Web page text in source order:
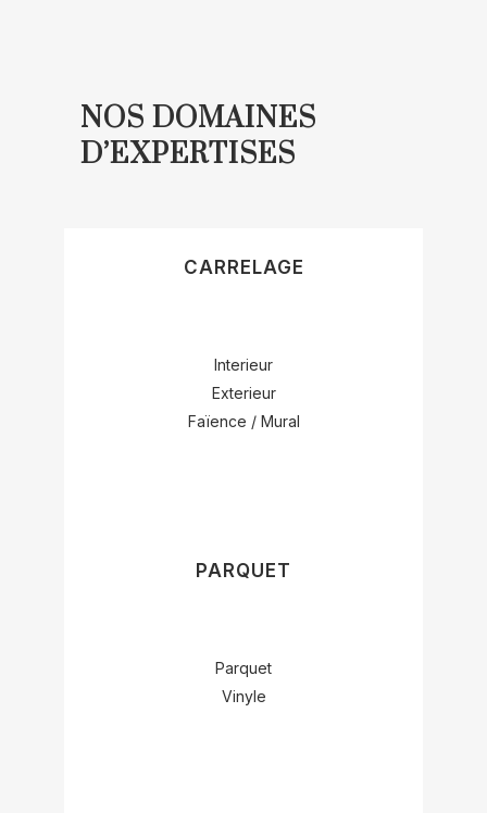
NOS DOMAINES
D’EXPERTISES
CARRELAGE
Interieur
Exterieur
Faïence / Mural
PARQUET
Parquet
Vinyle